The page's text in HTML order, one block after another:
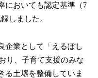
においても認定基準（7
しました。
企業として「えるぼし
り、子育て支援のみな
る土壌を整備していま